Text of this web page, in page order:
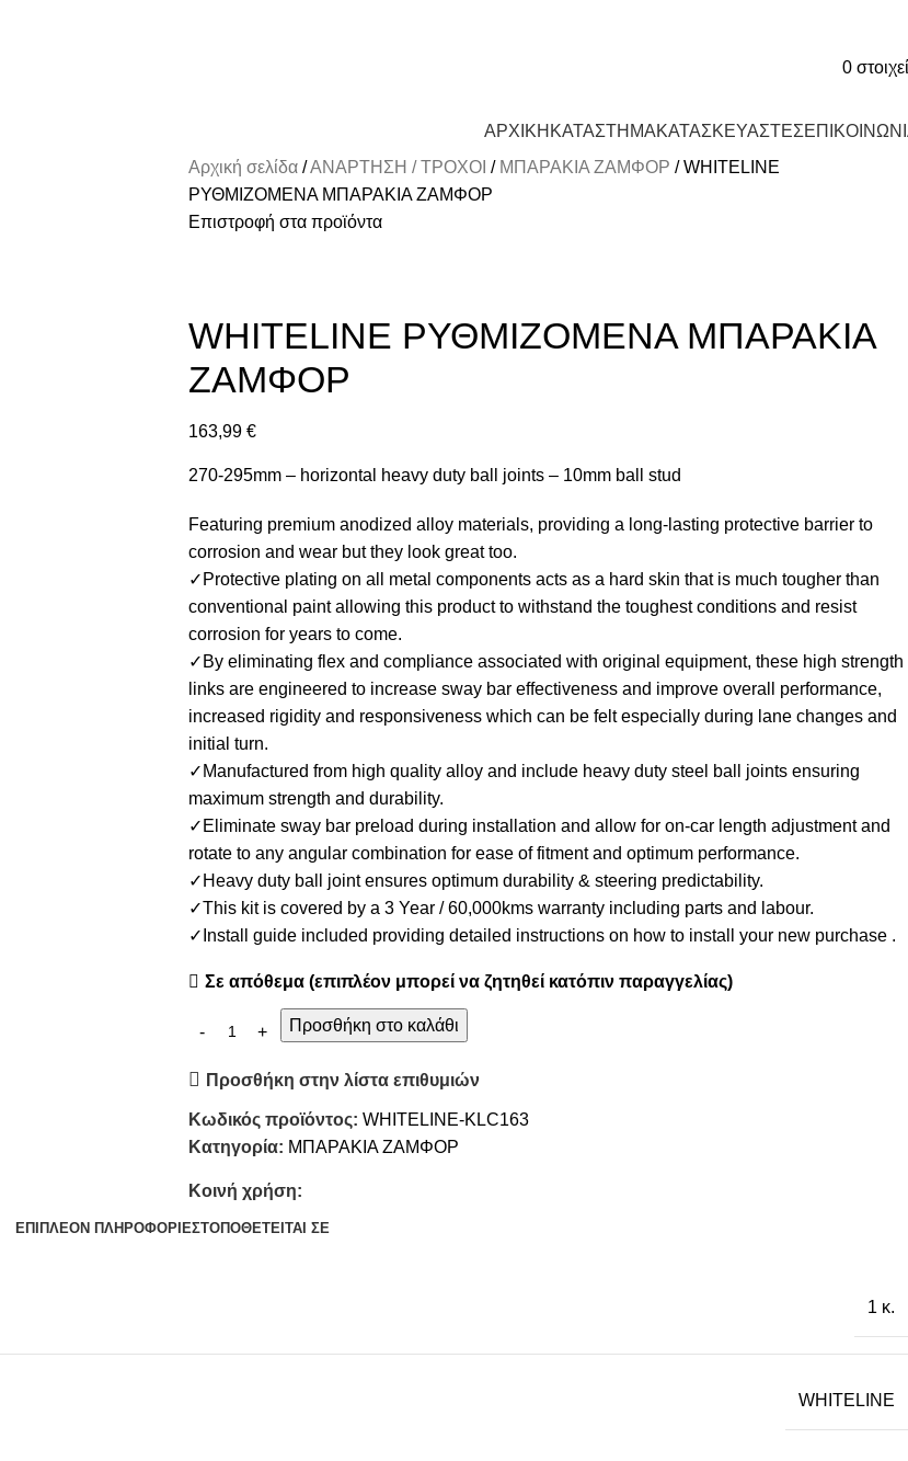
0
ΑΡΧΙΚΗ ΚΑΤΑΣΤΗΜΑΚΑΤΑΣΚΕΥΑΣΤΕΣ
Αρχική σελίδα ΑΝΑΡΤΗΣΗ / ΤΡΟΧΟΙ ΜΠΑΡΑΚΙΑ ΖΑΜΦΟΡ
WHITELINE
ΡΥΘΜΙΖΟΜΕΝΑ ΜΠΑΡΑΚΙΑ ΖΑΜΦΟΡ
Επιστροφή στα προϊόντα
WHITELINE ΡΥΘΜΙΖΟΜΕΝΑ ΜΠΑΡΑΚΙΑ
ΖΑΜΦΟΡ
163,99 €
270-295mm – horizontal heavy duty ball joints – 10mm ball stud
Featuring premium anodized alloy materials, providing a long-lasting protective barrier to
corrosion and wear but they look great too.
✓Protective plating on all metal components acts as a hard skin that is much tougher than
conventional paint allowing this product to withstand the toughest conditions and resist
corrosion for years to come.
✓By eliminating flex and compliance associated with original equipment, these high strength
links are engineered to increase sway bar effectiveness and improve overall performance,
increased rigidity and responsiveness which can be felt especially during lane changes and
initial turn.
✓Manufactured from high quality alloy and include heavy duty steel ball joints ensuring
maximum strength and durability.
✓Eliminate sway bar preload during installation and allow for on-car length adjustment and
rotate to any angular combination for ease of fitment and optimum performance.
✓Heavy duty ball joint ensures optimum durability & steering predictability.
✓This kit is covered by a 3 Year / 60,000kms warranty including parts and labour.
✓Install guide included providing detailed instructions on how to install your new purchase .
Σε απόθεμα (επιπλέον μπορεί να ζητηθεί κατόπιν παραγγελίας)
Προσθήκη στο καλάθι
Προσθήκη στην λίστα επιθυμιών
Κωδικός προϊόντος: WHITELINE-KLC163
Κατηγορία: ΜΠΑΡΑΚΙΑ ΖΑΜΦΟΡ
Κοινή χρήση:
ΕΠΙΠΛΈΟΝ ΠΛΗΡΟΦΟΡΊΕΣΤΟΠΟΘΕΤΕΊΤΑΙ ΣΕ
1 κ.
WHITELINE